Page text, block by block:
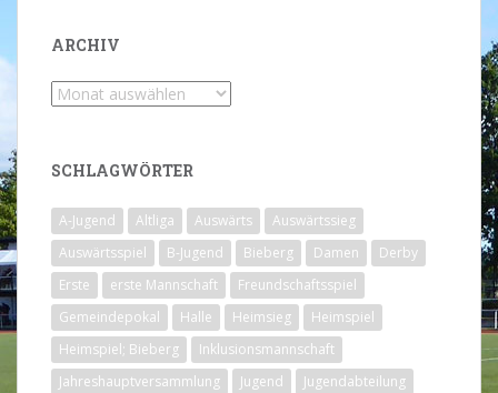
ARCHIV
Archiv
SCHLAGWÖRTER
A-Jugend Altliga Auswärts
Auswärtssieg
Auswärtsspiel
B-Jugend Bieberg Damen
Derby
Erste
erste Mannschaft
Freundschaftsspiel
Gemeindepokal
Halle Heimsieg
Heimspiel
Heimspiel; Bieberg
Inklusionsmannschaft
Jahreshauptversammlung
Jugend
Jugendabteilung